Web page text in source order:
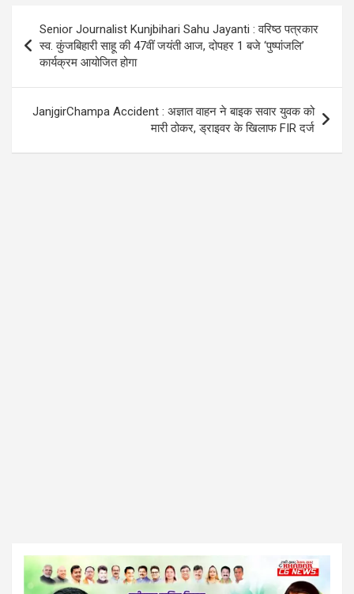
o
k
p
p
m
navigation
Senior Journalist Kunjbihari Sahu Jayanti : वरिष्ठ पत्रकार
स्व. कुंजबिहारी साहू की 47वीं जयंती आज, दोपहर 1 बजे ‘पुष्पांजलि’
कार्यक्रम आयोजित होगा
JanjgirChampa Accident : अज्ञात वाहन ने बाइक सवार युवक को
मारी ठोकर, ड्राइवर के खिलाफ FIR दर्ज